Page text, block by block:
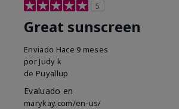
5
Great sunscreen
Enviado Hace 9 meses
por Judy k
de Puyallup
Evaluado en
marykay.com/en-us/